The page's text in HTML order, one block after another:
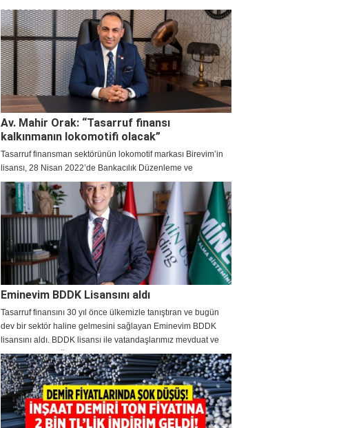
Av. Mahir Orak: “Tasarruf finansı
kalkınmanın lokomotifi olacak”
Tasarruf finansman sektörünün lokomotif markası Birevim’in
lisansı, 28 Nisan 2022’de Bankacılık Düzenleme ve
Denetleme Kurumu (BDDK) tarafından Tasarruf Finansman
Yasası kapsamında onaylandı.
Eminevim BDDK Lisansını aldı
Tasarruf finansını 30 yıl önce ülkemizle tanıştıran ve bugün
dev bir sektör haline gelmesini sağlayan Eminevim BDDK
lisansını aldı. BDDK lisansı ile vatandaşlarımız mevduat ve
katılım bankacılığından sonra “3. Nesil Finansman Modeli”ne
kavuştu.